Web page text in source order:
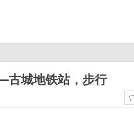
城地铁站，步行